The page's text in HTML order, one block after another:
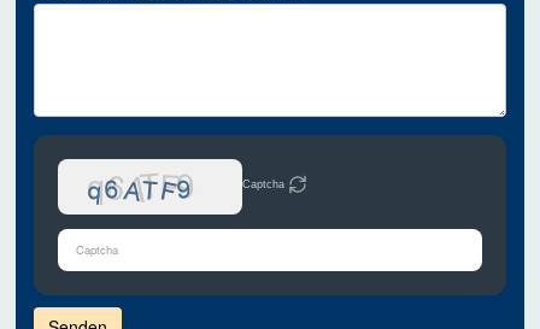
Captcha
gib
die